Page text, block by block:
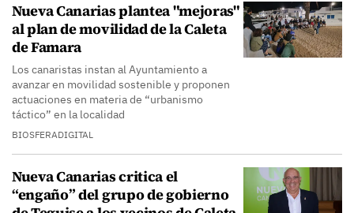
Nueva Canarias plantea "mejoras"
al plan de movilidad de la Caleta
de Famara
Los canaristas instan al Ayuntamiento a
avanzar en movilidad sostenible y proponen
actuaciones en materia de “urbanismo
táctico” en la localidad
BIOSFERADIGITAL
Nueva Canarias critica el
“engaño” del grupo de gobierno